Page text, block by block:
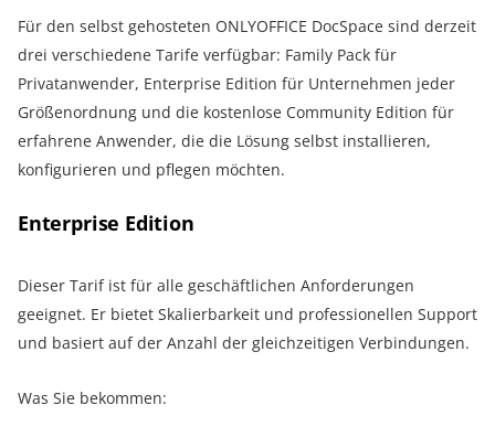
Für den selbst gehosteten ONLYOFFICE DocSpace sind derzeit
drei verschiedene Tarife verfügbar: Family Pack für
Privatanwender, Enterprise Edition für Unternehmen jeder
Größenordnung und die kostenlose Community Edition für
erfahrene Anwender, die die Lösung selbst installieren,
konfigurieren und pflegen möchten.
Enterprise Edition
Dieser Tarif ist für alle geschäftlichen Anforderungen
geeignet. Er bietet Skalierbarkeit und professionellen Support
und basiert auf der Anzahl der gleichzeitigen Verbindungen.
Was Sie bekommen: